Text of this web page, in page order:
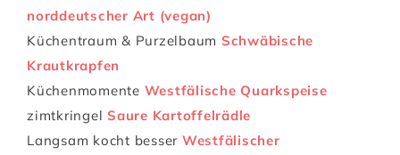
norddeutscher Art (vegan)
Küchentraum & Purzelbaum Schwäbische
Krautkrapfen
Küchenmomente Westfälische Quarkspeise
zimtkringel Saure Kartoffelrädle
Langsam kocht besser Westfälischer